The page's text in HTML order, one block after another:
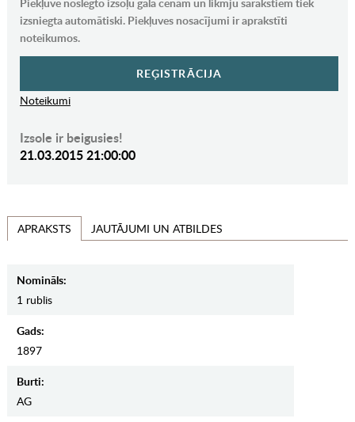
Piekļuve noslēgto izsoļu gala cenām un likmju sarakstiem tiek
izsniegta automātiski. Piekļuves nosacījumi ir aprakstīti
noteikumos.
REĢISTRĀCIJA
Noteikumi
Izsole ir beigusies!
21.03.2015 21:00:00
APRAKSTS JAUTĀJUMI UN ATBILDES
Nomināls:
1 rublis
Gads:
1897
Burti:
AG